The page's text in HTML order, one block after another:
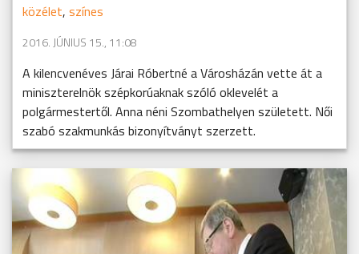
közélet, színes
2016. JÚNIUS 15., 11:08
A kilencvenéves Járai Róbertné a Városházán vette át a
miniszterelnök szépkorúaknak szóló oklevelét a
polgármestertől. Anna néni Szombathelyen született. Női
szabó szakmunkás bizonyítványt szerzett.